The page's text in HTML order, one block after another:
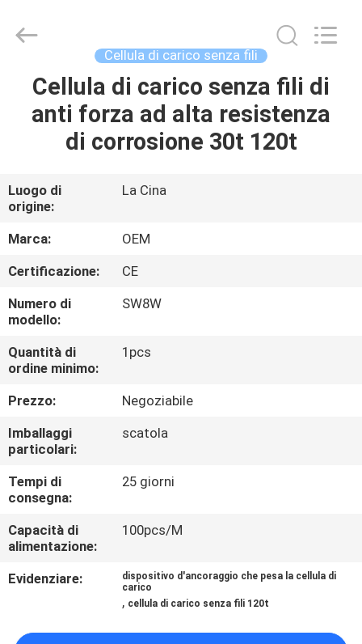
CASA.
PRODOTTI
VIDEO
SU
DI
NOI
VISITA
DELLA
FABBRICA
CONTROLLO
DELLA
QUALITÀ
Co.,Limited.
Cellula di carico senza fili
Cellula di carico senza fili di
anti forza ad alta resistenza
di corrosione 30t 120t
Luogo di
origine:
La Cina
Marca:
OEM
Certificazione:
CE
Numero di
modello:
SW8W
Quantità di
ordine minimo:
1pcs
Prezzo:
Negoziabile
Imballaggi
particolari:
scatola
Tempi di
consegna:
25 giorni
Capacità di
alimentazione:
100pcs/M
Evidenziare:
dispositivo d'ancoraggio che pesa la cellula di
carico
, cellula di carico senza fili 120t